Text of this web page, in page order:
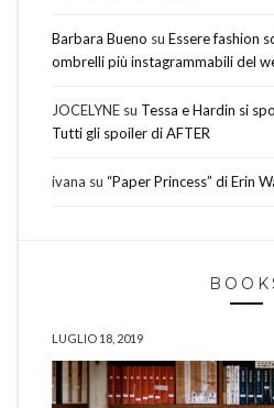
Barbara Bueno su Essere fashion
ombrelli più instagrammabili del
JOCELYNE su Tessa e Hardin si
Tutti gli spoiler di AFTER
ivana su “Paper Princess” di Erin
LUGLIO 18, 2019